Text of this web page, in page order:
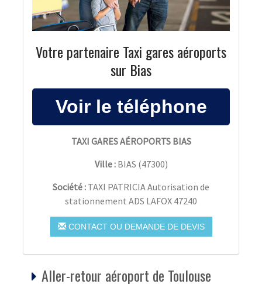
Votre partenaire Taxi gares aéroports
sur Bias
TAXI GARES AÉROPORTS BIAS
Ville : BIAS (47300)
Société : TAXI PATRICIA Autorisation de
stationnement ADS LAFOX 47240
CONTACT OU DEMANDE DE DEVIS
Aller-retour aéroport de Toulouse